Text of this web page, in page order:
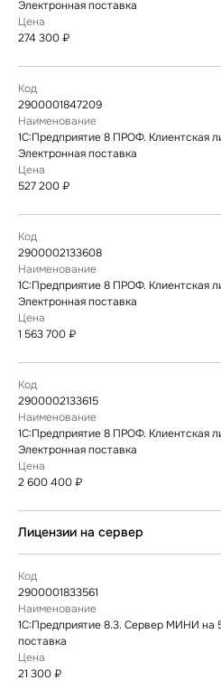
Электронная поставка
274 300 ₽
2900001847209
1С:Предприятие 8 ПРОФ. Клиентская
Электронная поставка
527 200 ₽
2900002133608
1С:Предприятие 8 ПРОФ. Клиентская
Электронная поставка
1 563 700 ₽
2900002133615
1С:Предприятие 8 ПРОФ. Клиентская
Электронная поставка
2 600 400 ₽
Лицензии на сервер
2900001833561
1С:Предприятие 8.3. Сервер МИНИ на
поставка
21 300 ₽